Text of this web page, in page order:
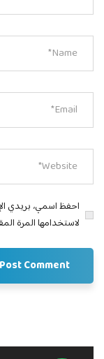
احفظ اسمي، بريدي
لاستخدامها المرة